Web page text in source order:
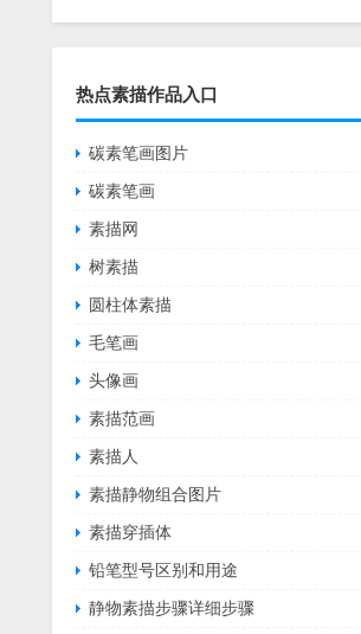
热点素描作品入口
碳素笔画图片
碳素笔画
素描网
树素描
圆柱体素描
毛笔画
头像画
素描范画
素描人
素描静物组合图片
素描穿插体
铅笔型号区别和用途
静物素描步骤详细步骤